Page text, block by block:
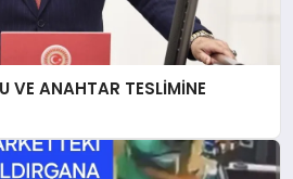
VE ANAHTAR TESLİMİNE